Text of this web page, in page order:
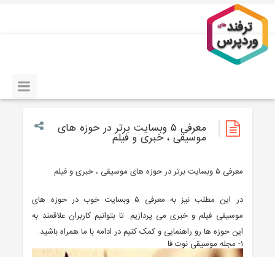
معرفی ۵ وبسایت برتر در حوزه های
موسیقی ، خبری و فیلم
معرفی ۵ وبسایت برتر در حوزه های موسیقی ، خبری و فیلم
در این مطلب نیز به معرفی ۵ وبسایت خوب در حوزه های
موسیقی فیلم و خبری می پردازیم. تا بتوانیم کاربران علاقمند به
این حوزه ها رو راهنمایی و کمک کنیم در ادامه با ما همراه باشید.
۱- مجله موسیقی نوت فا